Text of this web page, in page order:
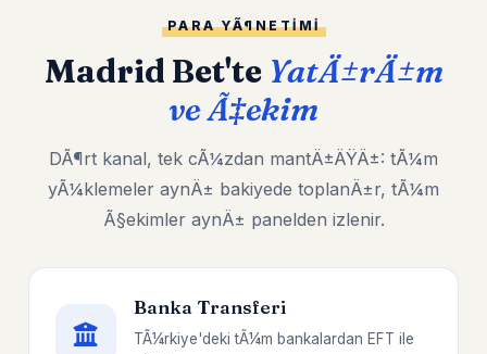
PARA YÃ¶NETIMI
Madrid Bet'te YatÄ±rÄ±m
ve Ã‡ekim
DÃ¶rt kanal, tek cÃ¼zdan mantÄ±ÄŸÄ±: tÃ¼m
yÃ¼klemeler aynÄ± bakiyede toplanÄ±r, tÃ¼m
Ã§ekimler aynÄ± panelden izlenir.
Banka Transferi
TÃ¼rkiye'deki tÃ¼m bankalardan EFT ile